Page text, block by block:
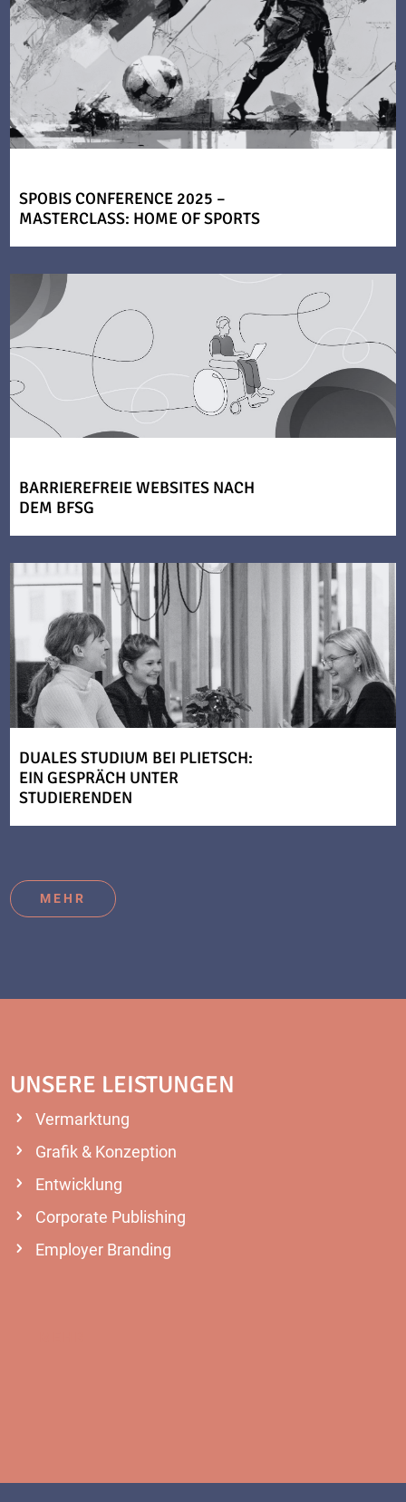
SPOBIS CONFERENCE 2025 –
MASTERCLASS: HOME OF SPORTS
BARRIEREFREIE WEBSITES NACH
DEM BFSG
DUALES STUDIUM BEI PLIETSCH:
EIN GESPRÄCH UNTER
STUDIERENDEN
MEHR
UNSERE LEISTUNGEN
Vermarktung
Grafik & Konzeption
Entwicklung
Corporate Publishing
Employer Branding